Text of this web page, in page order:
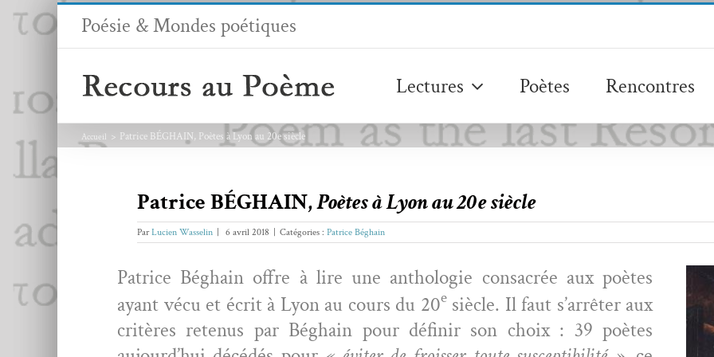
Passer
Poésie & Mondes poétiques
Lectures Poètes Rencontres
Accueil Patrice BÉGHAIN, Poètes à Lyon au 20e siècle
Patrice BÉGHAIN,Poètes à Lyon au 20e siècle
ParLucien Wasselin 6 avril 2018 Catégories : Patrice Béghain
Patrice Béghain offre à lire une antholo­gie con­sacrée aux poètes
ayant vécu et écrit à Lyon au cours du 20esiè­cle. Il faut s’arrêter aux
critères retenus par Béghain pour définir son choix : 39 poètes